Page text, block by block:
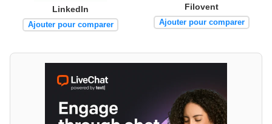
LinkedIn
Ajouter pour comparer
Filovent
Ajouter pour comparer